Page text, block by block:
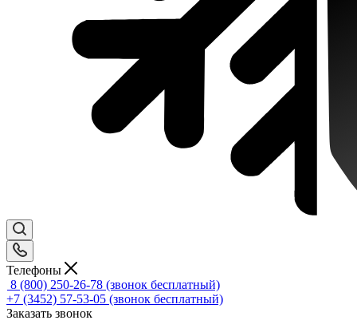
Телефоны
8 (800) 250-26-78 (звонок бесплатный)
+7 (3452) 57-53-05 (звонок бесплатный)
Заказать звонок